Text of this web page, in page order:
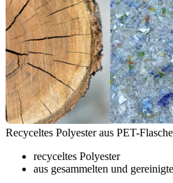
Recyceltes Polyester aus PET-
recyceltes Polyester
aus gesammelten und